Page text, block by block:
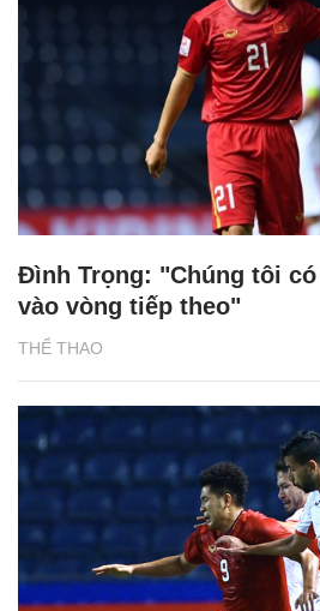
THỂ THAO
Đình Trọng: "Chúng tôi
vào vòng tiếp theo"